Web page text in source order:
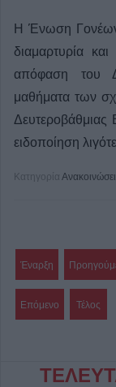
Η Ένωση Γονέων
διαμαρτυρία
απόφαση του
μαθήματα των
Δευτεροβάθμιας
ειδοποίηση
Κατηγορία
Έναρξη
Επόμενο Τέλος